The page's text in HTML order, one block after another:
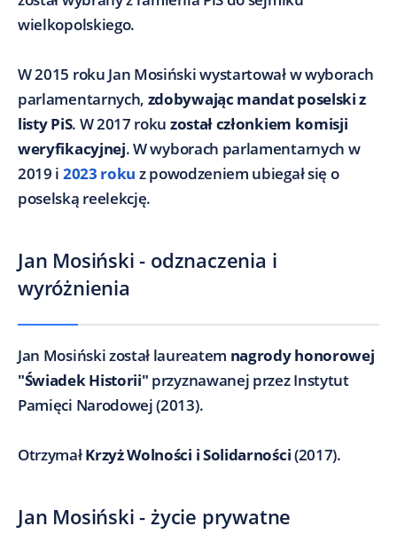
wielkopolskiego.
W 2015 roku Jan Mosiński wystartował w wyborach
parlamentarnych, zdobywając mandat poselski z
listy PiS. W 2017 roku został członkiem komisji
weryfikacyjnej. W wyborach parlamentarnych w
2019 i 2023 roku z powodzeniem ubiegał się o
poselską reelekcję.
Jan Mosiński - odznaczenia i
wyróżnienia
Jan Mosiński został laureatem nagrody honorowej
"Świadek Historii" przyznawanej przez Instytut
Pamięci Narodowej (2013).
OtrzymałKrzyż Wolności i Solidarności(2017).
Jan Mosiński - życie prywatne